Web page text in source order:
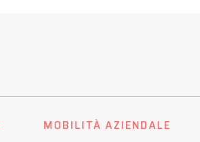
MOBILITÀ AZIENDALE